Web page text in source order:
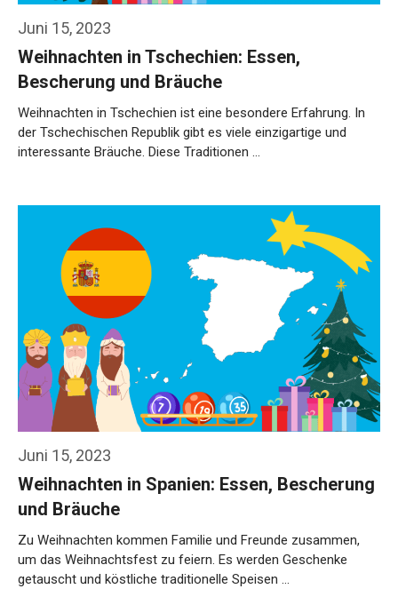
Juni 15, 2023
Weihnachten in Tschechien: Essen,
Bescherung und Bräuche
Weihnachten in Tschechien ist eine besondere Erfahrung. In
der Tschechischen Republik gibt es viele einzigartige und
interessante Bräuche. Diese Traditionen …
Juni 15, 2023
Weihnachten in Spanien: Essen, Bescherung
und Bräuche
Zu Weihnachten kommen Familie und Freunde zusammen,
um das Weihnachtsfest zu feiern. Es werden Geschenke
getauscht und köstliche traditionelle Speisen …